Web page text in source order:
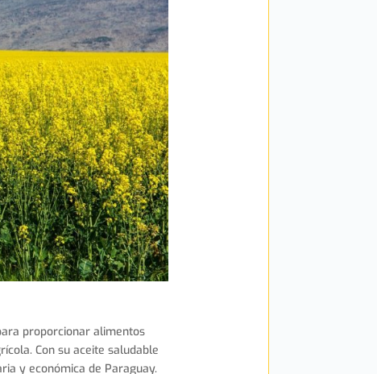
proporcionar alimentos
Con su aceite saludable
y económica de Paraguay.